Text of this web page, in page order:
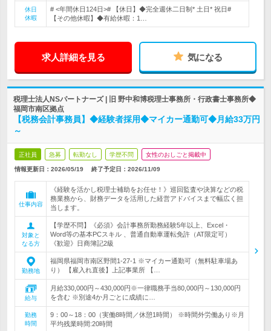
休日
休暇
# <年間休日124日># 【休日】◆完全週休二日制* 土日* 祝日#
【その他休暇】◆有給休暇：1…
求人詳細を見る 気になる
税理士法人NSパートナーズ | 旧 野中和博税理士事務所・行政書士事務所◆
福岡市南区拠点
【税務会計事務員】◆経験者採用◆マイカー通勤可◆月給33万円
～
正社員 急募 転勤なし 学歴不問 女性のおしごと掲載中
情報更新日：2026/05/19 終了予定日： 2026/11/09
仕事内容
《経験を活かし税理士補助をお任せ！》巡回監査や決算などの税
務業務から、財務データを活用した経営アドバイスまで幅広く担
当します。
対象と
なる方
【学歴不問】《必須》会計事務所勤務経験5年以上、Excel・
Word等の基本PCスキル 、普通自動車運転免許（AT限定可）
《歓迎》日商簿記2級
勤務地
福岡県福岡市南区野間1-27-1 ※マイカー通勤可（無料駐車場あ
り） 【雇入れ直後】上記事業所 【…
給与
月給330,000円～430,000円※一律職務手当80,000円～130,000円
を含む ※別途4か月ごとに成績に…
勤務
時間
9：00～18：00（実働8時間／休憩1時間） ※時間外労働あり※月
平均残業時間:20時間